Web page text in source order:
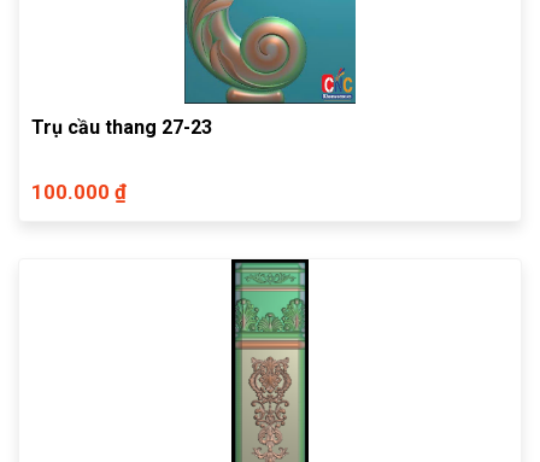
Trụ cầu thang 27-23
100.000 ₫